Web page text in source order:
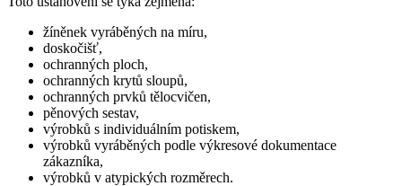
žíněnek vyráběných na míru,
doskočišť,
ochranných ploch,
ochranných krytů sloupů,
ochranných prvků tělocvičen,
pěnových sestav,
výrobků s individuálním potiskem,
výrobků vyráběných podle výkresové dokumentace
zákazníka,
výrobků v atypických rozměrech.